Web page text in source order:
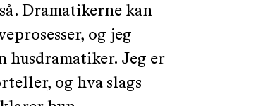
Dramatikerne kan
og jeg
husdramatiker. Jeg er
og hva slags